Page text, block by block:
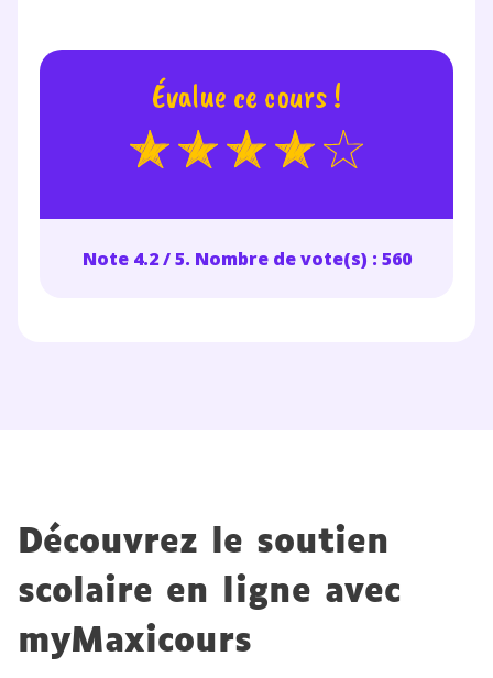
Évalue ce cours !
Note 4.2 / 5. Nombre de vote(s) : 560
Découvrez le soutien
scolaire en ligne avec
myMaxicours